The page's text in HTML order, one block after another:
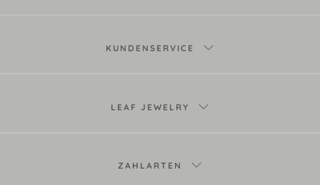
KUNDENSERVICE
LEAF JEWELRY
ZAHLARTEN